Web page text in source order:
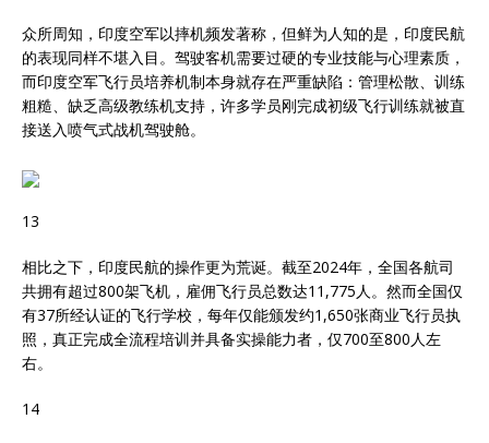
众所周知，印度空军以摔机频发著称，但鲜为人知的是，印度民航
的表现同样不堪入目。驾驶客机需要过硬的专业技能与心理素质，
而印度空军飞行员培养机制本身就存在严重缺陷：管理松散、训练
粗糙、缺乏高级教练机支持，许多学员刚完成初级飞行训练就被直
接送入喷气式战机驾驶舱。
13
相比之下，印度民航的操作更为荒诞。截至2024年，全国各航司
共拥有超过800架飞机，雇佣飞行员总数达11,775人。然而全国仅
有37所经认证的飞行学校，每年仅能颁发约1,650张商业飞行员执
照，真正完成全流程培训并具备实操能力者，仅700至800人左
右。
14